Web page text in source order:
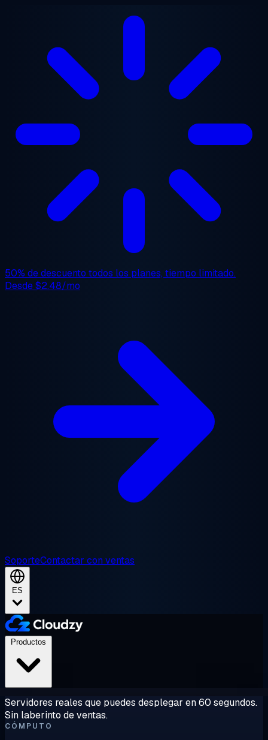
50% de descuento todos los planes, tiempo limitado.
Desde$2.48/mo
SoporteContactar con ventas
ES
Servidores reales que puedes desplegar en 60 segundos.
Sin laberinto de ventas.
CÓMPUTO